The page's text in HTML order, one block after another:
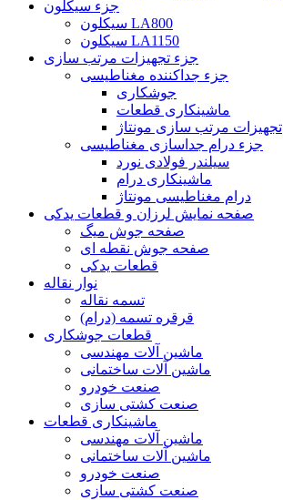
جزء سیکلون
سیکلون LA800
سیکلون LA1150
جزء تجهیزات مرتب سازی
جزء جداکننده مغناطیسی
جوشکاری
ماشینکاری قطعات
تجهیزات مرتب سازی مونتاژ
جزء درام جداسازی مغناطیسی
سیلندر فولادی نورد
ماشینکاری درام
درام مغناطیسی مونتاژ
صفحه نمایش لرزان و قطعات یدکی
صفحه جوش میگ
صفحه جوش نقطه ای
قطعات یدکی
نوار نقاله
تسمه نقاله
قرقره تسمه (درام)
قطعات جوشکاری
ماشین آلات مهندسی
ماشین آلات ساختمانی
صنعت خودرو
صنعت کشتی سازی
ماشینکاری قطعات
ماشین آلات مهندسی
ماشین آلات ساختمانی
صنعت خودرو
صنعت کشتی سازی